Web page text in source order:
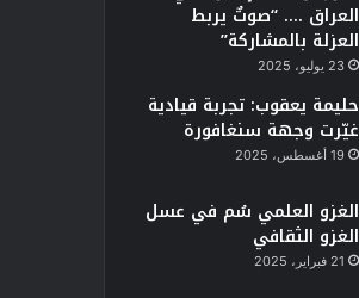
العراق …. “صوتٌ يربط
العزلة بالمشاركة”
23 يوليو، 2025
حليمة يعقوب: تجربة قيادية
غيّرت وجهة سنغافورة
19 أغسطس، 2025
الغزو العلمي سُم في عسل
الغزو الثقافي
21 فبراير، 2025